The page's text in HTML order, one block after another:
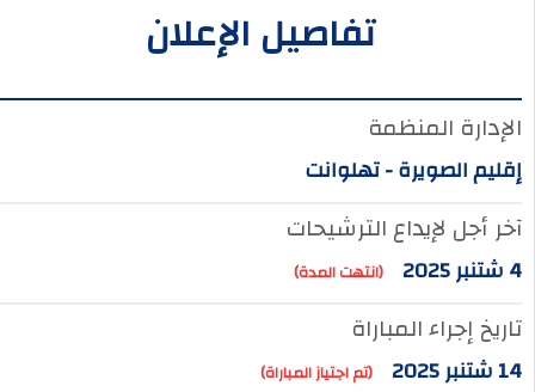
تفاصيل الإعلان
الإدارة المنظمة
إقليم الصويرة - تهلوانت
آخر أجل لإيداع الترشيحات
(انتهت المدة)
تاريخ إجراء المباراة
14 شتنبر 2025 (تم اجتياز المباراة)